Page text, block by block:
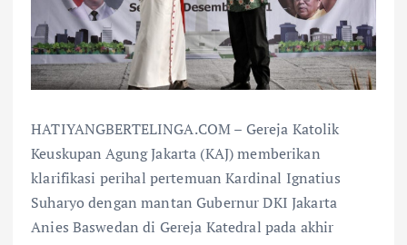
HATIYANGBERTELINGA.COM – Gereja Katolik
Keuskupan Agung Jakarta (KAJ) memberikan
klarifikasi perihal pertemuan Kardinal Ignatius
Suharyo dengan mantan Gubernur DKI Jakarta
Anies Baswedan di Gereja Katedral pada akhir